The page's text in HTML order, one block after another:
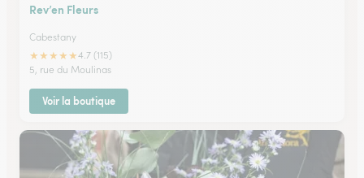
Rev’en Fleurs
Cabestany
★★★★★4.7 (115)
5, rue du Moulinas
Voir la boutique